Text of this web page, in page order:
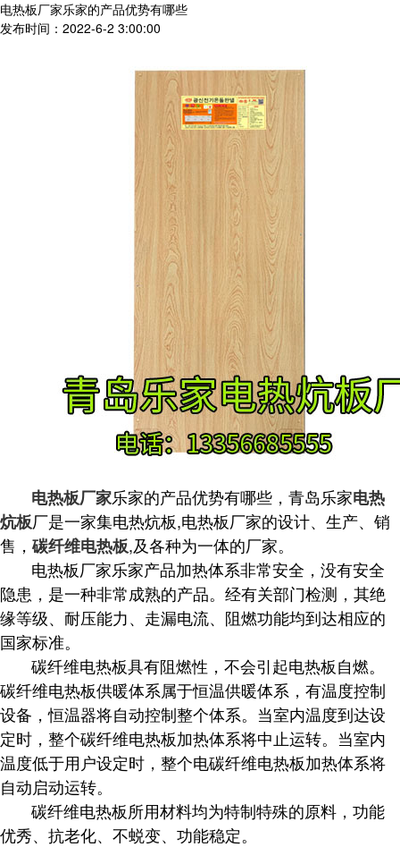
电热板厂家乐家的产品优势有哪些
发布时间：2022-6-2 3:00:00
电热板厂家乐家的产品优势有哪些，青岛乐家电热
炕板厂是一家集电热炕板,电热板厂家的设计、生产、销
售， 碳纤维电热板,及各种为一体的厂家。
电热板厂家乐家产品加热体系非常安全，没有安全
隐患，是一种非常成熟的产品。经有关部门检测，其绝
缘等级、耐压能力、走漏电流、阻燃功能均到达相应的
国家标准。
碳纤维电热板具有阻燃性，不会引起电热板自燃。
碳纤维电热板供暖体系属于恒温供暖体系， 有温度控制
设备，恒温器将自动控制整个体系。当室内温度到达设
定时，整个碳纤维电热板加热体系将中止运转。当室内
温度低于用户设定时，整个电碳纤维电热板加热体系将
自动启动运转。
碳纤维电热板所用材料均为特制特殊的原料，功能
优秀、抗老化、不蜕变、功能稳定。